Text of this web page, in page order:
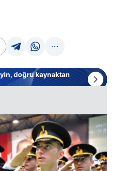
doğru kaynaktan